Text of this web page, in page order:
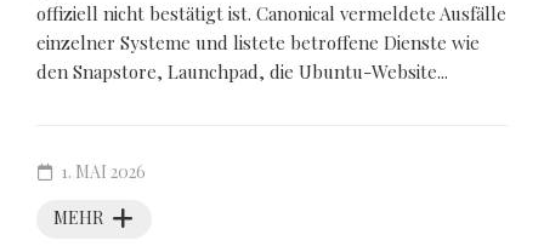
offiziell nicht bestätigt ist. Canonical vermeldete Ausfälle
einzelner Systeme und listete betroffene Dienste wie
den Snapstore, Launchpad, die Ubuntu-Website...
MEHR
1. MAI 2026